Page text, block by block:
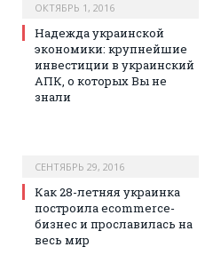
ОКТЯБРЬ 1, 2016
Надежда украинской
экономики: крупнейшие
инвестиции в украинский
АПК, о которых Вы не
знали
СЕНТЯБРЬ 29, 2016
Как 28-летняя украинка
построила ecommerce-
бизнес и прославилась на
весь мир